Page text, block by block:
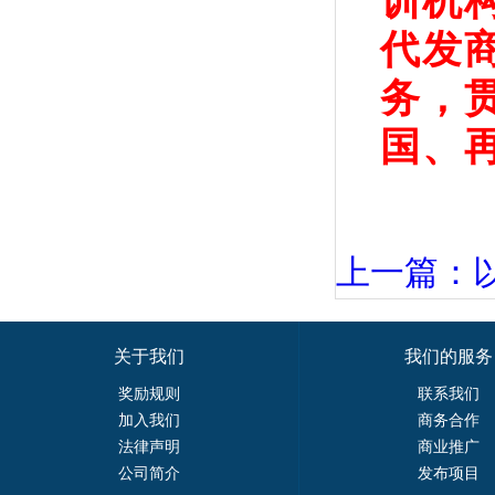
代发
务，
国、
上一篇：
关于我们
奖励规则
加入我们
法律声明
公司简介
我们的服务
联系我们
商务合作
商业推广
发布项目